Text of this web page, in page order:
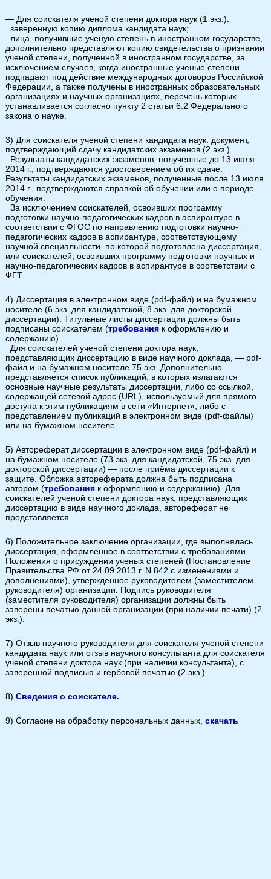
— Для соискателя ученой степени доктора наук (1 экз.):
заверенную копию диплома кандидата наук;
лица, получившие ученую степень в иностранном государстве,
дополнительно представляют копию свидетельства о признании
ученой степени, полученной в иностранном государстве, за
исключением случаев, когда иностранные ученые степени
подпадают под действие международных договоров Российской
Федерации, а также получены в иностранных образовательных
организациях и научных организациях, перечень которых
устанавливается согласно пункту 2 статьи 6.2 Федерального
закона о науке.
3) Для соискателя ученой степени кандидата наук: документ,
подтверждающий сдачу кандидатских экзаменов (2 экз.).
Результаты кандидатских экзаменов, полученные до 13 июля
2014 г., подтверждаются удостоверением об их сдаче.
Результаты кандидатских экзаменов, полученные после 13 июля
2014 г., подтверждаются справкой об обучении или о периоде
обучения.
За исключением соискателей, освоивших программу
подготовки научно-педагогических кадров в аспирантуре в
соответствии с ФГОС по направлению подготовки научно-
педагогических кадров в аспирантуре, соответствующему
научной специальности, по которой подготовлена диссертация,
или соискателей, освоивших программу подготовки научных и
научно-педагогических кадров в аспирантуре в соответствии с
ФГТ.
4) Диссертация в электронном виде (pdf-файл) и на бумажном
носителе (6 экз. для кандидатской, 8 экз. для докторской
диссертации). Титульные листы диссертации должны быть
подписаны соискателем (требования к оформлению и
содержанию).
Для соискателей ученой степени доктора наук,
представляющих диссертацию в виде научного доклада, — pdf-
файл и на бумажном носителе 75 экз. Дополнительно
представляется список публикаций, в которых излагаются
основные научные результаты диссертации, либо со ссылкой,
содержащей сетевой адрес (URL), используемый для прямого
доступа к этим публикациям в сети «Интернет», либо с
представлением публикаций в электронном виде (pdf-файлы)
или на бумажном носителе.
5) Автореферат диссертации в электронном виде (pdf-файл) и
на бумажном носителе (73 экз. для кандидатской, 75 экз. для
докторской диссертации) — после приёма диссертации к
защите. Обложка автореферата должна быть подписана
автором (требования к оформлению и содержанию). Для
соискателей ученой степени доктора наук, представляющих
диссертацию в виде научного доклада, автореферат не
представляется.
6) Положительное заключение организации, где выполнялась
диссертация, оформленное в соответствии с требованиями
Положения о присуждении ученых степеней (Постановление
Правительства РФ от 24.09.2013 г. N 842 с изменениями и
дополнениями), утвержденное руководителем (заместителем
руководителя) организации. Подпись руководителя
(заместителя руководителя) организации должны быть
заверены печатью данной организации (при наличии печати) (2
экз.).
7) Отзыв научного руководителя для соискателя ученой степени
кандидата наук или отзыв научного консультанта для соискателя
ученой степени доктора наук (при наличии консультанта), с
заверенной подписью и гербовой печатью (2 экз.).
8) Сведения о соискателе.
9) Согласие на обработку персональных данных, скачать